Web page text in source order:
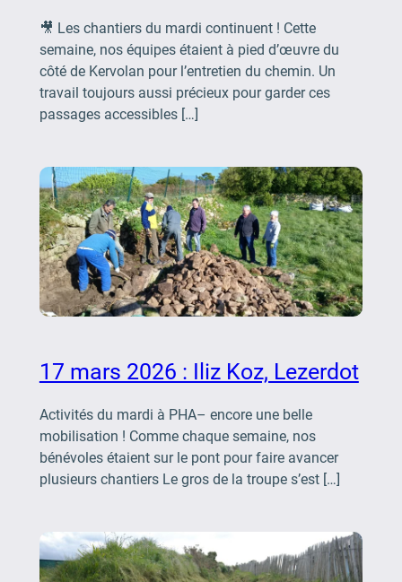
🎥 Les chantiers du mardi continuent ! Cette
semaine, nos équipes étaient à pied d’œuvre du
côté de Kervolan pour l’entretien du chemin. Un
travail toujours aussi précieux pour garder ces
passages accessibles […]
17 mars 2026 : Iliz Koz, Lezerdot
Activités du mardi à PHA– encore une belle
mobilisation ! Comme chaque semaine, nos
bénévoles étaient sur le pont pour faire avancer
plusieurs chantiers Le gros de la troupe s’est […]